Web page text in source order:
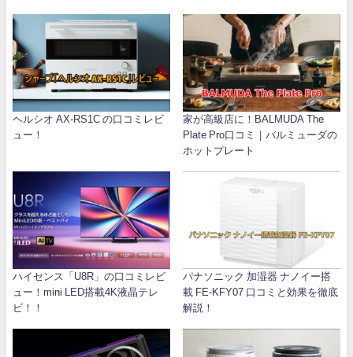
ヘルシオ AX-RS1C の口コミレビ
ュー！
家が高級店に！BALMUDA The
Plate Pro口コミ｜バルミューダの
ホットプレート
ハイセンス「U8R」の口コミレビ
ュー！mini LED搭載4K液晶テレ
ビ！！
パナソニック 加湿器 ナノイー搭
載 FE-KFY07 口コミと効果を徹底
解説！